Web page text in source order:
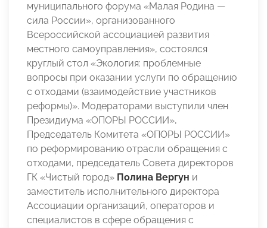
муниципального форума «Малая Родина —
сила России», организованного
Всероссийской ассоциацией развития
местного самоуправления», состоялся
круглый стол «Экология: проблемные
вопросы при оказании услуги по обращению
с отходами (взаимодействие участников
реформы)». Модераторами выступили член
Президиума «ОПОРЫ РОССИИ»,
Председатель Комитета «ОПОРЫ РОССИИ»
по реформированию отрасли обращения с
отходами, председатель Совета директоров
ГК «Чистый город» Полина Вергун и
заместитель исполнительного директора
Ассоциации организаций, операторов и
специалистов в сфере обращения с